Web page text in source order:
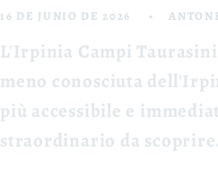
16 DE JUNIO DE 2026
L'Irpinia Campi
meno conosciuta
più accessibile e
straordinario da scoprire.